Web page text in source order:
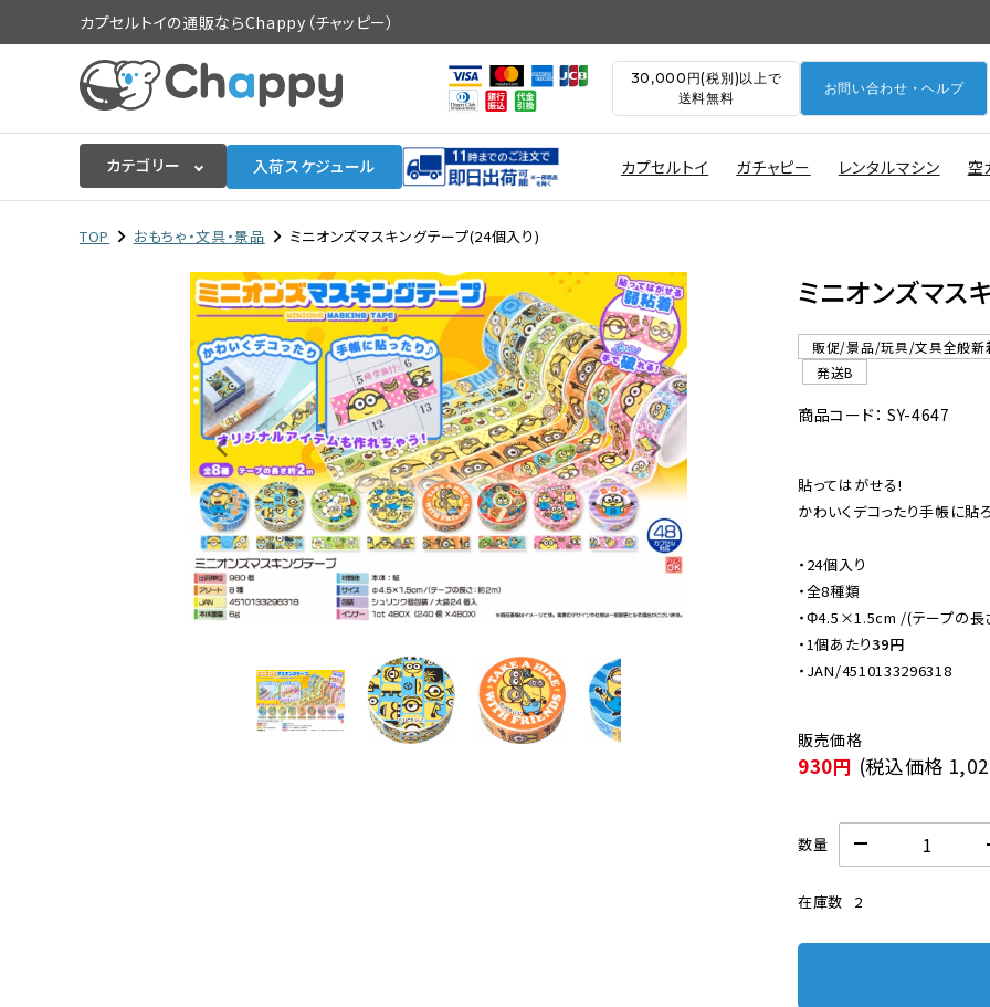
カプセルトイの通販ならChappy（チャッピー）
30,000円(税別)以上で
送料無料
お問い合わせ・ヘルプ
カテゴリー 入荷スケジュール カプセルトイ ガチャピー レンタルマシン 空
ログイン 会員登録
入荷スケジュールをチェック
カプセルトイマシン本体
販促用空カプセル
TOP おもちゃ・文具・景品 ミニオンズマスキングテープ(24個入り)
ミニオンズマス
販促/景品/玩具/文具全般新
発送B
商品コード： SY-4647
貼ってはがせる!
かわいくデコったり手帳に貼
・24個入り
・全8種類
・Φ4.5×1.5cm /(テープの長
・1個あたり39円
・JAN/4510133296318
930円 (税込価格
数量
在庫数 2